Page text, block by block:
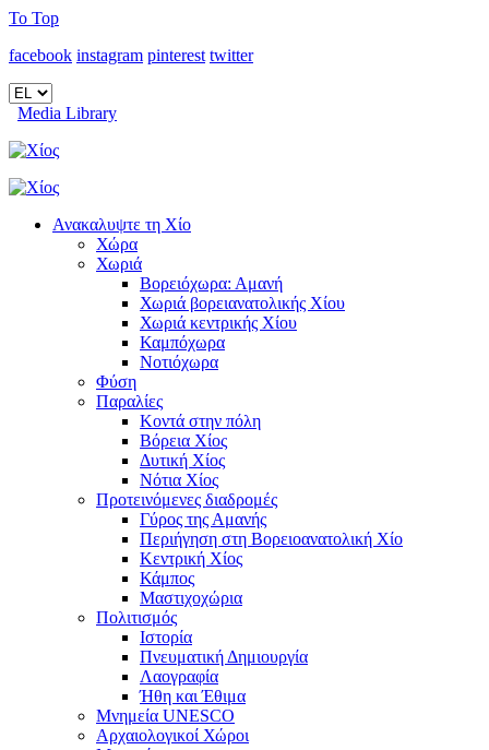
To Top
facebook instagram pinterest twitter
Media Library
Ανακαλυψτε τη Χίο
Χώρα
Χωριά
Βορειόχωρα: Αμανή
Χωριά βορειανατολικής Χίου
Χωριά κεντρικής Χίου
Καμπόχωρα
Νοτιόχωρα
Φύση
Παραλίες
Κοντά στην πόλη
Βόρεια Χίος
Δυτική Χίος
Νότια Χίος
Προτεινόμενες διαδρομές
Γύρος της Αμανής
Περιήγηση στη Βορειοανατολική Χίο
Κεντρική Χίος
Κάμπος
Μαστιχοχώρια
Πολιτισμός
Ιστορία
Πνευματική Δημιουργία
Λαογραφία
Ήθη και Έθιμα
Μνημεία UNESCO
Αρχαιολογικοί Χώροι